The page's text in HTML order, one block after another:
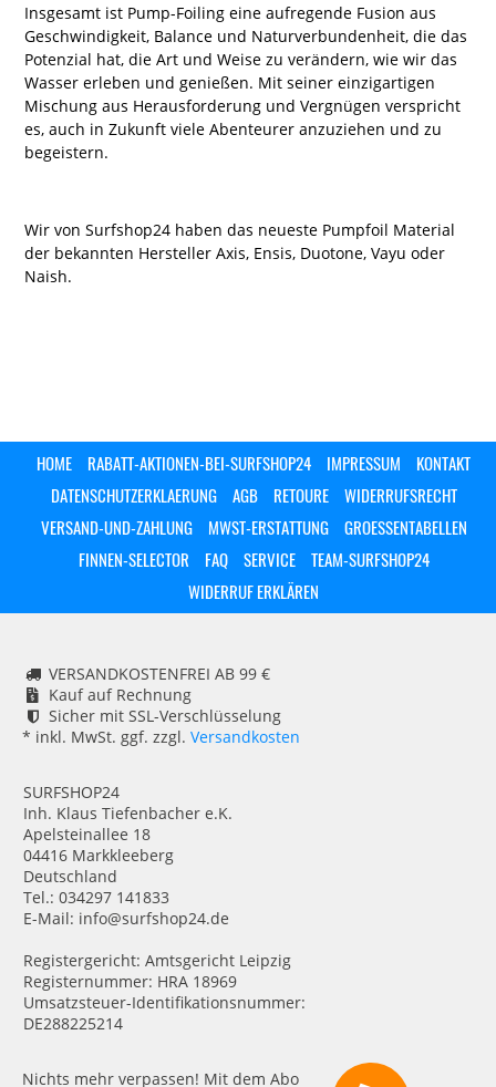
Insgesamt ist Pump-Foiling eine aufregende Fusion aus
Geschwindigkeit, Balance und Naturverbundenheit, die das
Potenzial hat, die Art und Weise zu verändern, wie wir das
Wasser erleben und genießen. Mit seiner einzigartigen
Mischung aus Herausforderung und Vergnügen verspricht
es, auch in Zukunft viele Abenteurer anzuziehen und zu
begeistern.
Wir von Surfshop24 haben das neueste Pumpfoil Material
der bekannten Hersteller Axis, Ensis, Duotone, Vayu oder
Naish.
HOME RABATT-AKTIONEN-BEI-SURFSHOP24 IMPRESSUM
KONTAKT
DATENSCHUTZERKLAERUNG
AGB RETOURE
WIDERRUFSRECHT
VERSAND-UND-ZAHLUNG
MWST-ERSTATTUNG
GROESSENTABELLEN
FINNEN-SELECTOR
FAQ SERVICE
TEAM-SURFSHOP24
WIDERRUF ERKLÄREN
VERSANDKOSTENFREI AB 99 €
Kauf auf Rechnung
Sicher mit SSL-Verschlüsselung
* inkl. MwSt. ggf. zzgl. Versandkosten
SURFSHOP24
Inh. Klaus Tiefenbacher e.K.
Apelsteinallee 18
04416 Markkleeberg
Deutschland
Tel.: 034297 141833
E-Mail: info@surfshop24.de
Registergericht: Amtsgericht Leipzig
Registernummer: HRA 18969
Umsatzsteuer-Identifikationsnummer:
DE288225214
Nichts mehr verpassen! Mit dem Abo